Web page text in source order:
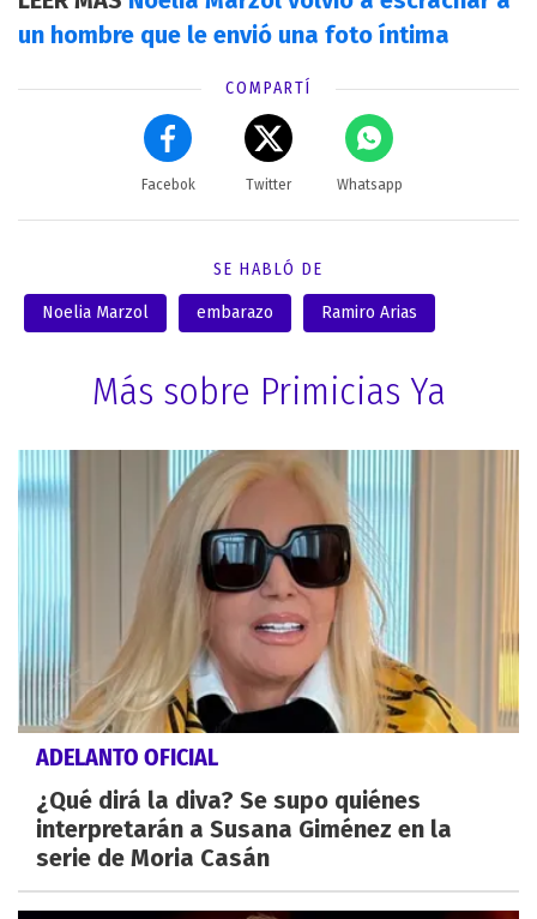
un hombre que le envió una foto íntima
COMPARTÍ
Facebok Twitter Whatsapp
SE HABLÓ DE
Noelia Marzol embarazo Ramiro Arias
Más sobre Primicias Ya
ADELANTO OFICIAL
¿Qué dirá la diva? Se supo quiénes
interpretarán a Susana Giménez en la
serie de Moria Casán